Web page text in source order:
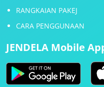
RANGKAIAN PAKEJ
CARA PENGGUNAAN
JENDELA Mobile